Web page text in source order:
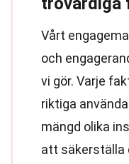
Vårt
och
vi gör. Varje
riktiga
mängd olika
att säkerställa